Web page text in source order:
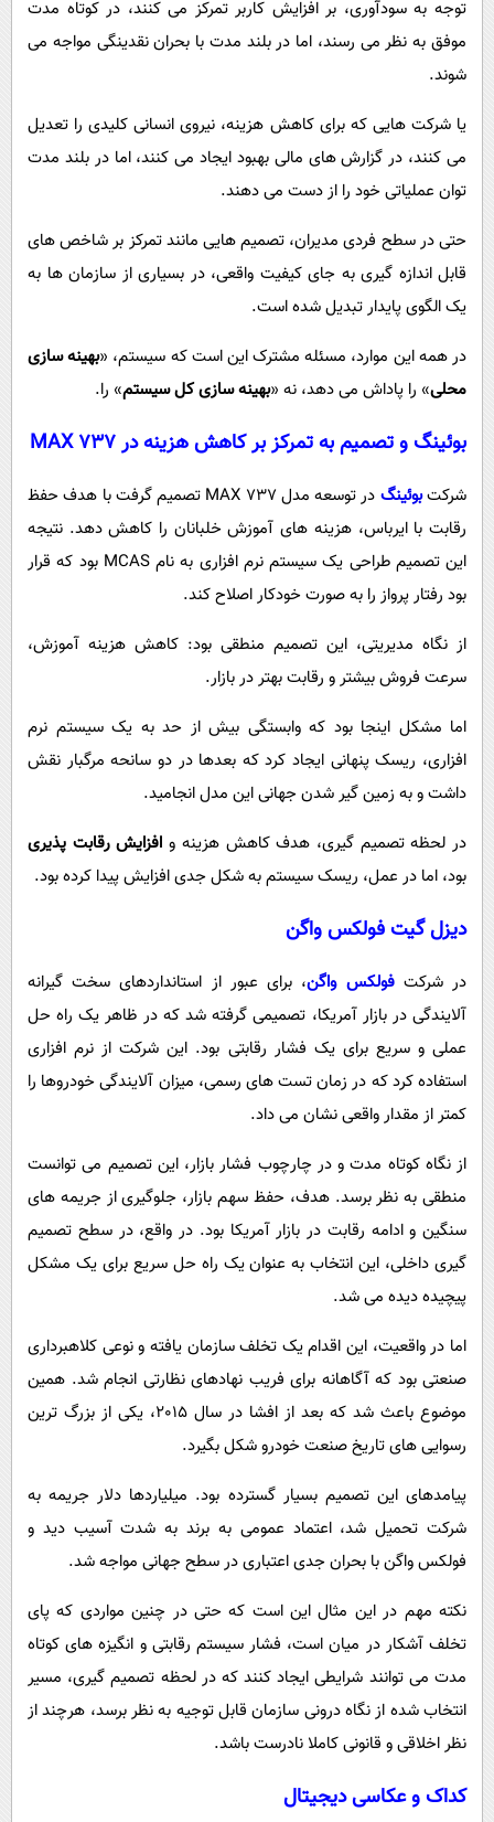
توجه به سودآوری، بر افزایش کاربر تمرکز می کنند، در کوتاه مدت
موفق به نظر می رسند، اما در بلند مدت با بحران نقدینگی مواجه می
شوند.
یا شرکت هایی که برای کاهش هزینه، نیروی انسانی کلیدی را تعدیل
می کنند، در گزارش های مالی بهبود ایجاد می کنند، اما در بلند مدت
توان عملیاتی خود را از دست می دهند.
حتی در سطح فردی مدیران، تصمیم هایی مانند تمرکز بر شاخص های
قابل اندازه گیری به جای کیفیت واقعی، در بسیاری از سازمان ها به
یک الگوی پایدار تبدیل شده است.
در همه این موارد، مسئله مشترک این است که سیستم، «بهینه سازی
محلی» را پاداش می دهد، نه «بهینه سازی کل سیستم» را.
بوئینگ و تصمیم به تمرکز بر کاهش هزینه در 737 MAX
شرکتبوئینگ
در توسعه مدل 737 MAX تصمیم گرفت با هدف حفظ
رقابت با ایرباس، هزینه های آموزش خلبانان را کاهش دهد. نتیجه
این تصمیم طراحی یک سیستم نرم افزاری به نام MCAS بود که قرار
بود رفتار پرواز را به صورت خودکار اصلاح کند.
از نگاه مدیریتی، این تصمیم منطقی بود: کاهش هزینه آموزش،
سرعت فروش بیشتر و رقابت بهتر در بازار.
اما مشکل اینجا بود که وابستگی بیش از حد به یک سیستم نرم
افزاری، ریسک پنهانی ایجاد کرد که بعدها در دو سانحه مرگبار نقش
داشت و به زمین گیر شدن جهانی این مدل انجامید.
در لحظه تصمیم گیری، هدف کاهش هزینه و افزایش رقابت پذیری
بود، اما در عمل، ریسک سیستم به شکل جدی افزایش پیدا کرده بود.
دیزل گیت فولکس واگن
در شرکت فولکس واگن، برای عبور از استانداردهای سخت گیرانه
آلایندگی در بازار آمریکا، تصمیمی گرفته شد که در ظاهر یک راه حل
عملی و سریع برای یک فشار رقابتی بود. این شرکت از نرم افزاری
استفاده کرد که در زمان تست های رسمی، میزان آلایندگی خودروها را
کمتر از مقدار واقعی نشان می داد.
از نگاه کوتاه مدت و در چارچوب فشار بازار، این تصمیم می توانست
منطقی به نظر برسد. هدف، حفظ سهم بازار، جلوگیری از جریمه های
سنگین و ادامه رقابت در بازار آمریکا بود. در واقع، در سطح تصمیم
گیری داخلی، این انتخاب به عنوان یک راه حل سریع برای یک مشکل
پیچیده دیده می شد.
اما در واقعیت، این اقدام یک تخلف سازمان یافته و نوعی کلاهبرداری
صنعتی بود که آگاهانه برای فریب نهادهای نظارتی انجام شد. همین
موضوع باعث شد که بعد از افشا در سال 2015، یکی از بزرگ ترین
رسوایی های تاریخ صنعت خودرو شکل بگیرد.
پیامدهای این تصمیم بسیار گسترده بود. میلیاردها دلار جریمه به
شرکت تحمیل شد، اعتماد عمومی به برند به شدت آسیب دید و
فولکس واگن با بحران جدی اعتباری در سطح جهانی مواجه شد.
نکته مهم در این مثال این است که حتی در چنین مواردی که پای
تخلف آشکار در میان است، فشار سیستم رقابتی و انگیزه های کوتاه
مدت می توانند شرایطی ایجاد کنند که در لحظه تصمیم گیری، مسیر
انتخاب شده از نگاه درونی سازمان قابل توجیه به نظر برسد، هرچند از
نظر اخلاقی و قانونی کاملا نادرست باشد.
کداک و عکاسی دیجیتال